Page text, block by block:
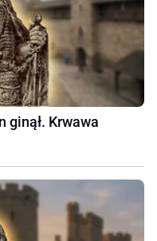
ginął. Krwawa